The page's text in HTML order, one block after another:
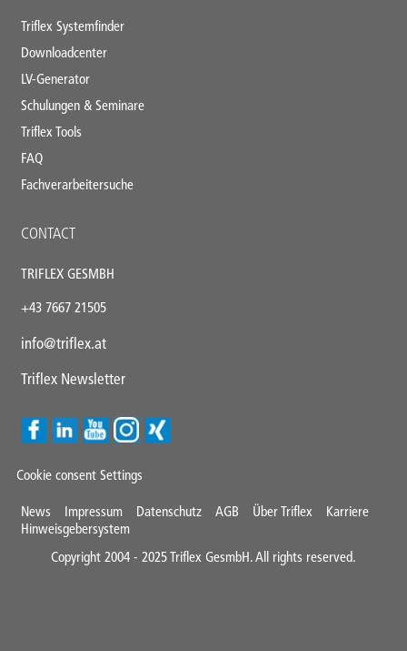
Triflex Systemfinder
Downloadcenter
LV-Generator
Schulungen & Seminare
Triflex Tools
FAQ
Fachverarbeitersuche
CONTACT
TRIFLEX GESMBH
+43 7667 21505
info@triflex.at
Triflex Newsletter
Cookie consent Settings
Mini
Footer
News Impressum Datenschutz AGB Über Triflex
Karriere
Hinweisgebersystem
Copyright 2004 - 2025 Triflex GesmbH. All rights reserved.